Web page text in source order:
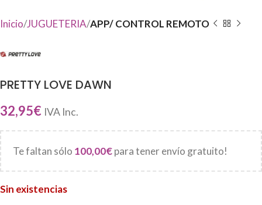
Inicio JUGUETERIA APP/ CONTROL REMOTO
PRETTY LOVE DAWN
32,95€ IVA Inc.
Te faltan sólo 100,00€para tener envío gratuito!
Sin existencias